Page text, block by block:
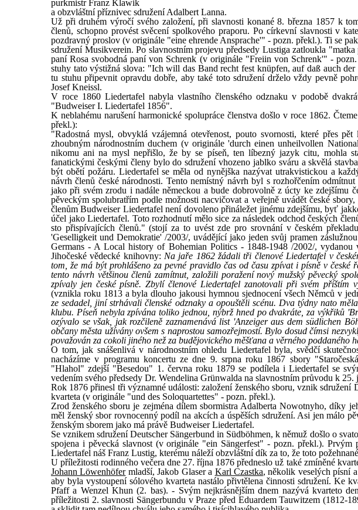
purkmistr Franz Klawik
a obzvláštní příznivec sdružení Adalbert Lanna.
Už při druhém výročí svého založení, při slavnosti konané 8. března 1857 k
členů, schopno provést svěcení spolkového praporu. Po církevní slavnosti v
pozdravný proslov (v originále "eine ehrende Ansprache'" - pozn. překl.). Ti se
sdružení Musikverein. Po slavnostním projevu předsedy Lustiga zatloukla
paní Rosa svobodná paní von Schrenk (v originále "Freiin von Schrenk'" -
stuhy tato výstižná slova: "Ich will das Band recht fest knüpfen, auf daß auch
tu stuhu připevnit opravdu dobře, aby také toto sdružení drželo vždy pevně
Josef Kneissl.
V roce 1860 Liedertafel nabyla vlastního členského odznaku v podobě
"Budweiser I. Liedertafel 1856".
K neblahému narušení harmonické spolupráce členstva došlo v roce 1862.
překl.):
"Radostná mysl, obvyklá vzájemná otevřenost, pouto svornosti, které přes
zhoubným národnostním duchem (v originále 'durch einen unheilvollen
nikomu ani na mysl nepřišlo, že by se píseň, ten líbezný jazyk citu, mohla
fanatickými českými členy bylo do sdružení vhozeno jablko sváru a skvělá
být obětí požáru. Liedertafel se měla od nynějška nazývat utrakvistickou a
návrh členů české národnosti. Tento nemístný návrh byl s rozhořčením
jako při svém zrodu i nadále německou a bude dobrovolně z úcty ke zdejšímu
pěveckým spolubratřím podle možnosti nacvičovat a veřejně uvádět české
členům Budweiser Liedertafel není dovoleno přináležet jinému zdejšímu, byť
účel jako Liedertafel. Toto rozhodnutí mělo sice za následek odchod českých
sto přispívajících členů." (stojí za to uvést zde pro srovnání v českém
'Geselligkeit und Demokratie' /2003/, uvádějící jako jeden svůj pramen
Germans - A Local history of Bohemian Politics - 1848-1948 /2002/,
Jihočeské vědecké knihovny: Na jaře 1862 žádali tři členové Liedertafel v
tom, že má být prohlášeno za pevné pravidlo čas od času zpívat i písně v
tento návrh většinou členů zamítnut, založili poražení nový mužský pěvecký
zpívaly jen české písně. Zbylí členové Liedertafel zanotovali při svém příštím
(vznikla roku 1813 a byla dlouho jakousi hymnou sjednocení všech Němců v
ze sedadel, jiní strhávali členské odznaky a opouštěli scénu. Dva týdny nato
klubu. Píseň nebyla zpívána toliko jednou, nýbrž hned po dvakráte, za výkřiků
ozývalo se však, jak rozčileně zaznamenává list 'Anzeiger aus dem südlichen
občany města užívány ovšem s naprostou samozřejmostí. Bylo dosud čímsi
považován za cokoli jiného než za budějovického měšťana a věrného poddaného
O tom, jak snášenlivá v národnostním ohledu Liedertafel byla, svědčí
nacházíme v programu koncertu ze dne 9. srpna roku 1867 sbory
"Hlahol" zdejší "Besedou" 1. června roku 1879 se podílela i Liedertafel se
vedením svého předsedy Dr. Wendelina Grünwalda na slavnostním průvodu k
Rok 1876 přinesl tři významné události: založení ženského sboru, vznik sdružení
kvarteta (v originále "und des Soloquartettes" - pozn. překl.).
Zrod ženského sboru je zejména dílem sbormistra Adalberta Nowotnyho, díky
měl ženský sbor rovnocenný podíl na akcích a úspěších sdružení. Asi jen málo
ženským sborem jako má právě Budweiser Liedertafel.
Se vznikem sdružení Deutscher Sängerbund in Südböhmen, k němuž došlo o
spojena i pěvecká slavnost (v originále "ein Sängerfest" - pozn. překl.). Prvým
Liedertafel náš Franz Lustig, kterému náleží obzvláštní dík za to, že toto
U příležitosti rodinného večera dne 27. října 1876 předneslo už také zmíněné
Johann Löwenhöfermladší, Jakob Glaser a Karl Czastka, několik veselých písní
aby byla vystoupení sólového kvarteta nastálo přivtělena činnosti sdružení. Ke
Pfaff a Wenzel Khun (2. bas). - Svým nejkrásnějším dnem nazývá kvarteto
příležitosti 2. slavnosti Sängerbundu v Praze před Eduardem Tauwitzem (1812-